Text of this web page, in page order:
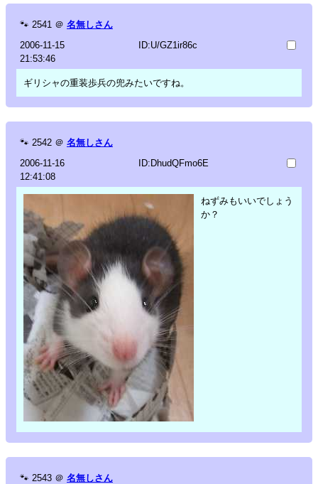
🐾 2541 ＠ 名無しさん
2006-11-15
21:53:46
ID:U/GZ1ir86c
ギリシャの重装歩兵の兜みたいですね。
🐾 2542 ＠ 名無しさん
2006-11-16
12:41:08
ID:DhudQFmo6E
ねずみもいいでしょう
か？
🐾 2543 ＠ 名無しさん